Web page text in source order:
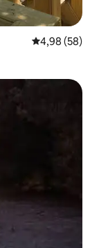
Gemiddelde
4,98 (58)